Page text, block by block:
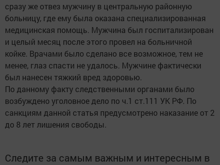
сразу же отвез мужчину в центральную районную
больницу, где ему была оказана специализированная
медицинская помощь. Мужчина был госпитализирован
и целый месяц после этого провел на больничной
койке. Врачами было сделано все возможное, тем не
менее, глаз спасти не удалось. Мужчине фактически
был нанесен тяжкий вред здоровью.
По данному факту следственными органами было
возбуждено уголовное дело по ч.1 ст.111 УК РФ. По
санкциям данной статья предусмотрено наказание от 2
до 8 лет лишения свободы.
Следите за самым важным и интересным в